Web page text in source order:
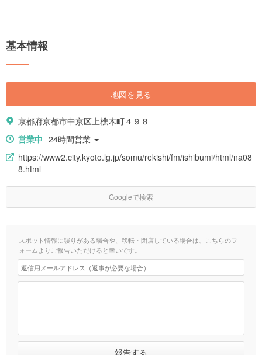
基本情報
地図を見る
京都府京都市中京区上樵木町４９８
営業中 24時間営業
https://www2.city.kyoto.lg.jp/somu/rekishi/fm/ishibumi/html/na08
8.html
Googleで検索
スポット情報に誤りがある場合や、移転・閉店している場合は、こちらのフ
ォームよりご報告いただけると幸いです。